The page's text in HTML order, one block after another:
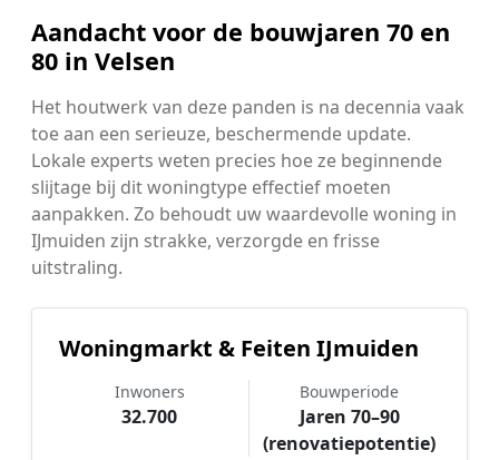
Aandacht voor de bouwjaren 70 en
80 in Velsen
Het houtwerk van deze panden is na decennia vaak
toe aan een serieuze, beschermende update.
Lokale experts weten precies hoe ze beginnende
slijtage bij dit woningtype effectief moeten
aanpakken. Zo behoudt uw waardevolle woning in
IJmuiden zijn strakke, verzorgde en frisse
uitstraling.
Woningmarkt & Feiten IJmuiden
Inwoners
32.700
Bouwperiode
Jaren 70–90
(renovatiepotentie)